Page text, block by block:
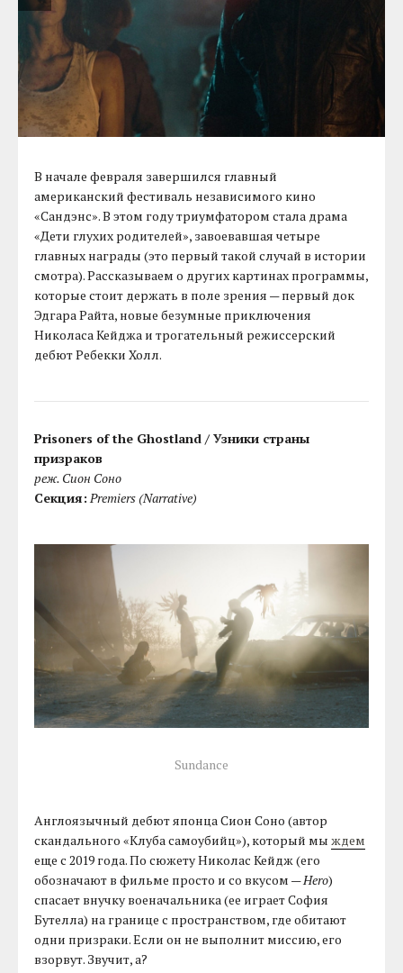
В начале февраля завершился главный
американский фестиваль независимого кино
«Сандэнс». В этом году триумфатором стала драма
«Дети глухих родителей», завоевавшая четыре
главных награды (это первый такой случай в истории
смотра). Рассказываем о других картинах программы,
которые стоит держать в поле зрения — первый док
Эдгара Райта, новые безумные приключения
Николаса Кейджа и трогательный режиссерский
дебют Ребекки Холл.
Prisoners of the Ghostland / Узники страны
призраков
реж. Сион Соно
Секция: Premiers (Narrative)
Sundance
Англоязычный дебют японца Сион Соно (автор
скандального «Клуба самоубийц»), который мыждем
еще с 2019 года. По сюжету Николас Кейдж (его
обозначают в фильме просто и со вкусом —Hero)
спасает внучку военачальника (ее играет София
Бутелла) на границе с пространством, где обитают
одни призраки. Если он не выполнит миссию, его
взорвут. Звучит, а?